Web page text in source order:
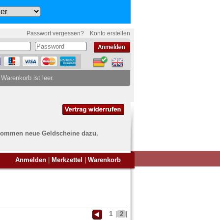
Passwort vergessen? Konto erstellen
Warenkorb ist leer.
neue Geldscheine dazu.
Sie Banknoten
Anmelden Merkzettel Warenkorb
1 2